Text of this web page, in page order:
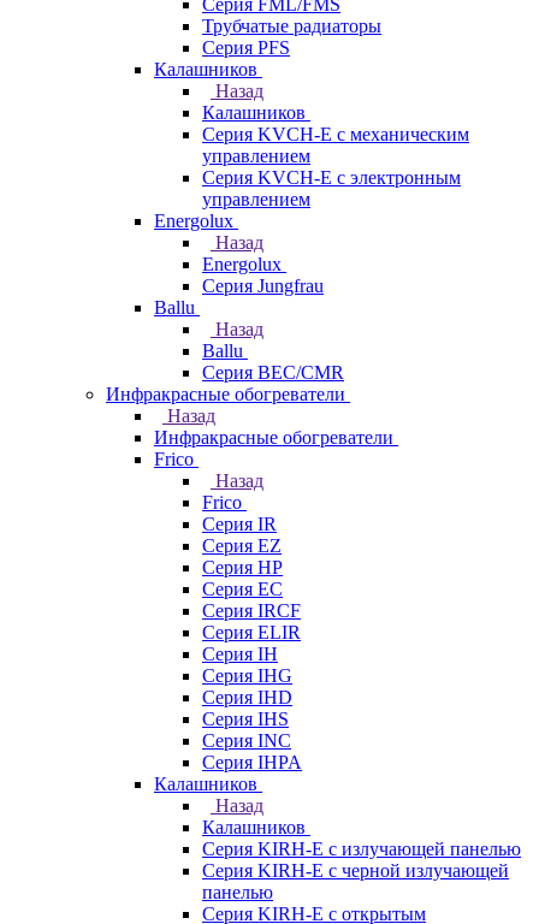
Серия FML/FMS
Трубчатые радиаторы
Серия PFS
Калашников
Назад
Калашников
Серия KVCH-E с механическим
управлением
Серия KVCH-E с электронным
управлением
Energolux
Назад
Energolux
Серия Jungfrau
Ballu
Назад
Ballu
Серия BEC/CMR
Инфракрасные обогреватели
Назад
Инфракрасные обогреватели
Frico
Назад
Frico
Серия IR
Серия EZ
Серия HP
Серия EC
Серия IRCF
Серия ELIR
Серия IH
Серия IHG
Серия IHD
Серия IHS
Серия INC
Серия IHPA
Калашников
Назад
Калашников
Серия KIRH-E с излучающей панелью
Серия KIRH-E с черной излучающей
панелью
Серия KIRH-E с открытым